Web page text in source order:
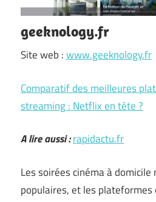
geeknology.fr
Site web :www.geeknology.fr
Comparatif des meilleures
streaming : Netflix en tête ?
A lire aussi :rapidactu.fr
Les soirées cinéma à domicile
populaires, et les